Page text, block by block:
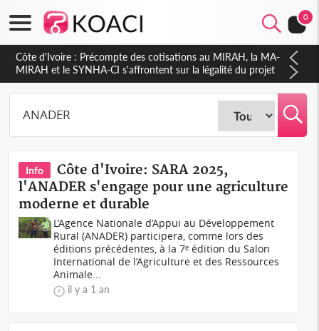
0
Côte d'Ivoire : Indépendance 2026, Thiam plaide pour un
environnement démocratique plus apaisé
Info
Côte d'Ivoire: SARA 2025,
l'ANADER s'engage pour une agriculture
moderne et durable
L’Agence Nationale d’Appui au Développement
Rural (ANADER) participera, comme lors des
éditions précédentes, à la 7ᵉ édition du Salon
International de l’Agriculture et des Ressources
Animale...
il y a 1 an